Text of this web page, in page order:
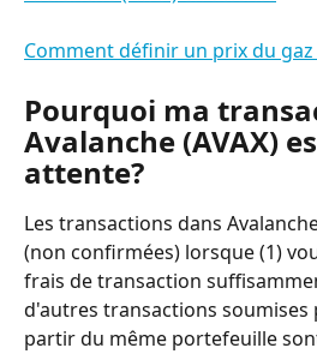
Comment définir un prix du
Pourquoi ma
Avalanche (AVAX)
attente?
Les transactions dans
(non confirmées) lorsque (1)
frais de transaction
d'autres transactions soumises
partir du même portefeuille